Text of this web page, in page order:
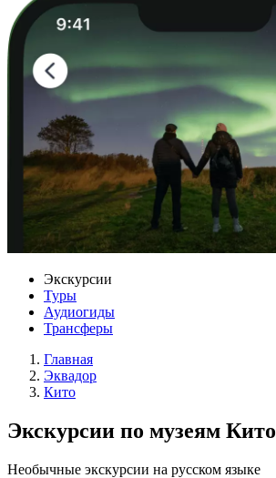
Экскурсии
Туры
Аудиогиды
Трансферы
Главная
Эквадор
Кито
Экскурсии по музеям Кито
Необычные экскурсии на русском языке